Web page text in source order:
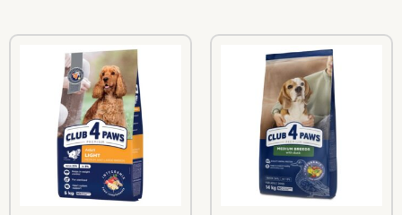
range:
5,50 €
through
33,00 €